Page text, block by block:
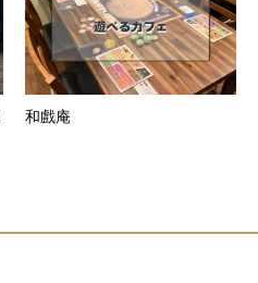
和戲庵